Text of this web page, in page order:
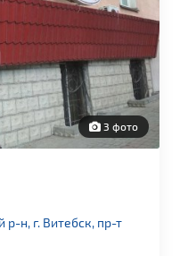
3 фото
р-н, г. Витебск, пр-т